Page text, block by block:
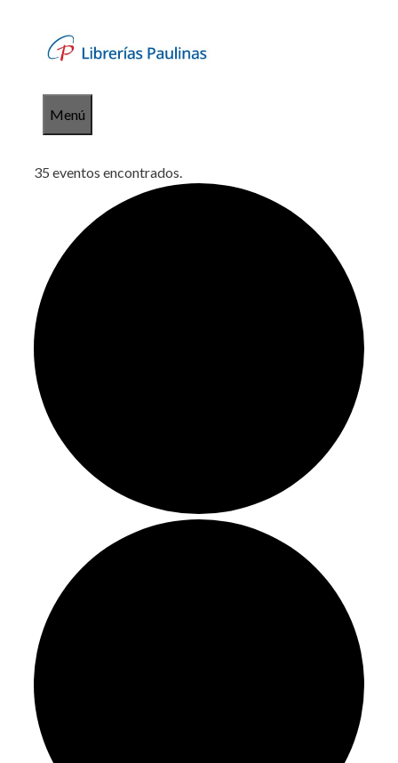
contenido
Menú
35 eventos encontrados.